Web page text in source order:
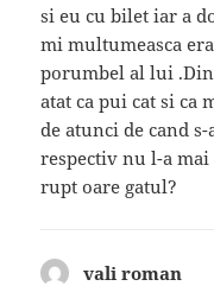
si eu cu bilet iar a
mi multumeasca
porumbel al lui
atat ca pui cat si ca
de atunci de cand
respectiv nu l-a
rupt oare gatul?
vali roman